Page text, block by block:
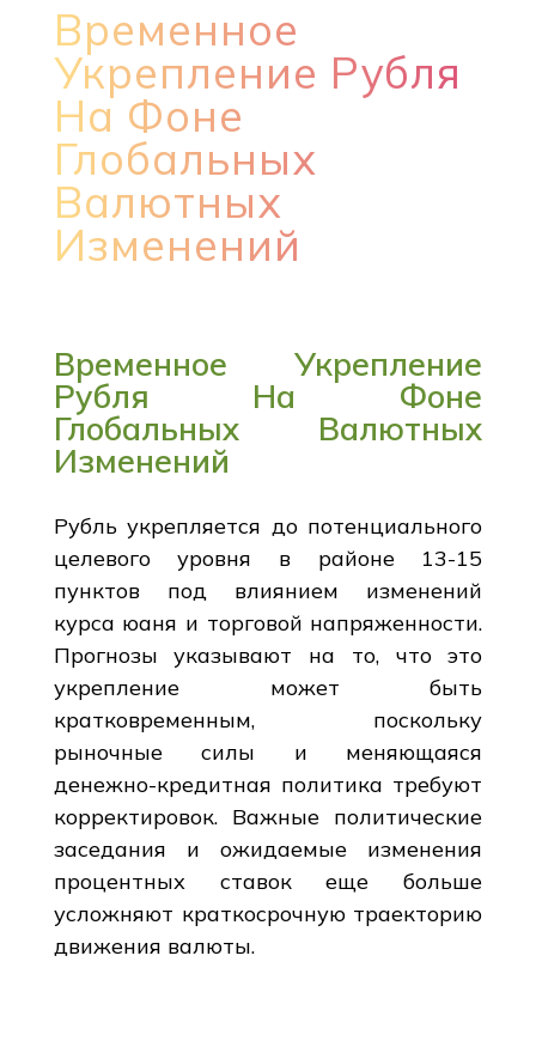
Временное
Укрепление Рубля
На Фоне
Глобальных
Валютных
Изменений
Временное Укрепление
Рубля На Фоне
Глобальных Валютных
Изменений
Рубль укрепляется до потенциального
целевого уровня в районе 13-15
пунктов под влиянием изменений
курса юаня и торговой напряженности.
Прогнозы указывают на то, что это
укрепление может быть
кратковременным, поскольку
рыночные силы и меняющаяся
денежно-кредитная политика требуют
корректировок. Важные политические
заседания и ожидаемые изменения
процентных ставок еще больше
усложняют краткосрочную траекторию
движения валюты.